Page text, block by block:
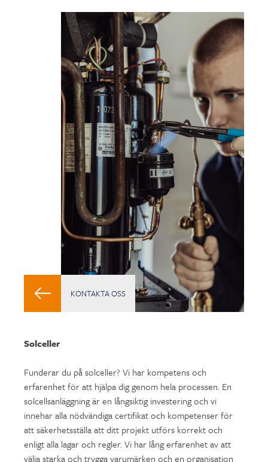
KONTAKTA OSS
Solceller
Funderar du på solceller? Vi har kompetens och
erfarenhet för att hjälpa dig genom hela processen. En
solcellsanläggning är en långsiktig investering och vi
innehar alla nödvändiga certifikat och kompetenser för
att säkerhetsställa att ditt projekt utförs korrekt och
enligt alla lagar och regler. Vi har lång erfarenhet av att
välja starka och trygga varumärken och en organisation